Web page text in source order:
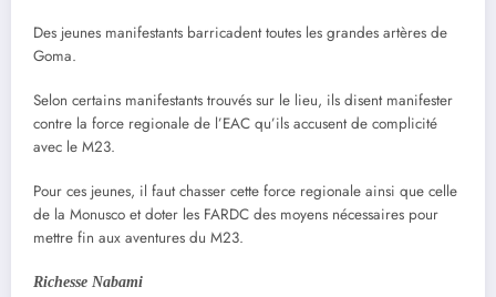
Des jeunes manifestants barricadent toutes les grandes artères de
Goma.
Selon certains manifestants trouvés sur le lieu, ils disent manifester
contre la force regionale de l’EAC qu’ils accusent de complicité
avec le M23.
Pour ces jeunes, il faut chasser cette force regionale ainsi que celle
de la Monusco et doter les FARDC des moyens nécessaires pour
mettre fin aux aventures du M23.
Richesse Nabami